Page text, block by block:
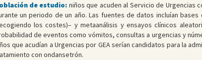
de estudio: niños que acuden al Servicio de Urgencias
un periodo de un año. Las fuentes de datos incluían
los costes)– y metaanálisis y ensayos clínicos
de eventos como vómitos, consultas a urgencias y
que acudían a Urgencias por GEA serían candidatos para la
con ondansetrón.